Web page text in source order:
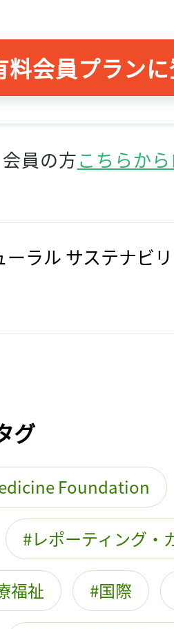
料会員プラン
会員の方こちらか
ーラル サステナビ
グ
Foundation
レポーティング・
福祉 国際